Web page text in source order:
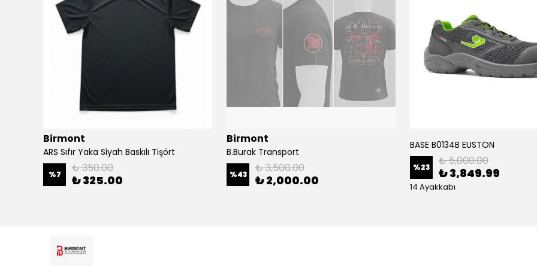
Birmont
ARS Sıfır Yaka Siyah Baskılı Tişört
%7 ₺ 350.00
₺ 325.00
Birmont
B.Burak Transport
%43 ₺ 3,500.00
₺ 2,000.00
BASE B0134B EUSTON
%23 ₺ 5,000.00
₺ 3,849.99
14 Ayakkabı